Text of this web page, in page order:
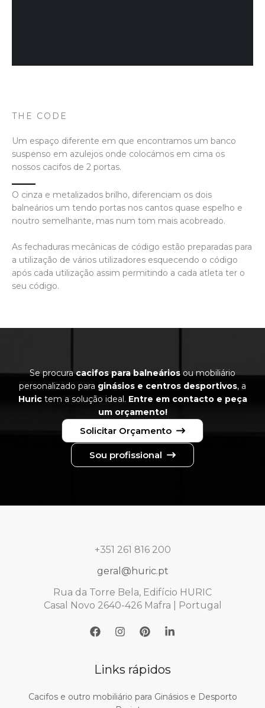
THE CODE
Um espaço diferente em que encontramos um banco
suspenso em azulejos onde colocámos em cima os
nossos cacifos de 2 portas.
O cinza e metalizados brilho, diferenciam os dois
balneários um tendo portas nos cantos quase espelho e
noutro semelhante, mas num tom mais acobreado.
As fechaduras mecânicas de código estão preparadas para
a utilização de vários utilizadores esquecendo o código
após cada utilização assim permitindo a cada atleta ter o
seu código.
Se procuracacifos para balneáriosou mobiliário
personalizado para ginásios e centros desportivos, a
Hurictem a solução ideal. Entre em contacto e peça
um orçamento!
Solicitar Orçamento
Sou profissional
+351 261 816 200
geral@huric.pt
Rua da Torre Bela, Edifício HURIC
Casal Novo 2640-426 Mafra | Portugal
Links rápidos
Cacifos e outro mobiliário para Ginásios e Desporto